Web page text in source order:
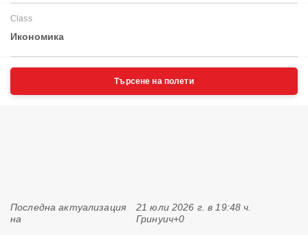
Class
Икономика
Търсене на полети
Последна актуализация
на
21 юли 2026 г. в 19:48 ч.
Гринуич+0